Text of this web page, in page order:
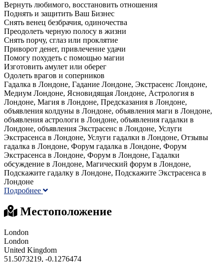
Вернуть любимого, восстановить отношения
Поднять и защитить Ваш Бизнес
Снять венец безбрачия, одиночества
Преодолеть черную полосу в жизни
Снять порчу, сглаз или проклятие
Приворот денег, привлечение удачи
Помогу похудеть с помощью магии
Изготовить амулет или оберег
Одолеть врагов и соперников
Гадалка в Лондоне, Гадание Лондоне, Экстрасенс Лондоне,
Медиум Лондоне, Ясновидящая Лондоне, Астрология в
Лондоне, Магия в Лондоне, Предсказания в Лондоне,
объявления колдуны в Лондоне, объявления маги в Лондоне,
объявления астрологи в Лондоне, объявления гадалки в
Лондоне, объявления Экстрасенс в Лондоне, Услуги
Экстрасенса в Лондоне, Услуги гадалки в Лондоне, Отзывы
гадалка в Лондоне, Форум гадалка в Лондоне, Форум
Экстрасенса в Лондоне, Форум в Лондоне, Гадалки
обсуждение в Лондоне, Магический форум в Лондоне,
Подскажите гадалку в Лондоне, Подскажите Экстрасенса в
Лондоне
Подробнее
Местоположение
London
London
United Kingdom
51.5073219, -0.1276474